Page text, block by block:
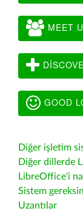
MEET
GOOD
Diğer işletim
Diğer dillerde
LibreOffice'i
Sistem
Uzantılar